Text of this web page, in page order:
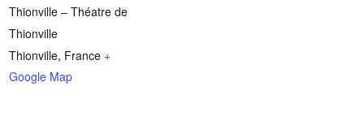
Thionville – Théatre de
Thionville
Thionville, France +
Google Map